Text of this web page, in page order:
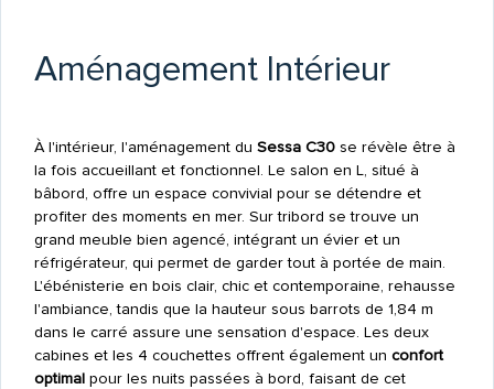
Aménagement Intérieur
À l'intérieur, l'aménagement du Sessa C30se révèle être à
la fois accueillant et fonctionnel. Le salon en L, situé à
bâbord, offre un espace convivial pour se détendre et
profiter des moments en mer. Sur tribord se trouve un
grand meuble bien agencé, intégrant un évier et un
réfrigérateur, qui permet de garder tout à portée de main.
L'ébénisterie en bois clair, chic et contemporaine, rehausse
l'ambiance, tandis que la hauteur sous barrots de 1,84 m
dans le carré assure une sensation d'espace. Les deux
cabines et les 4 couchettes offrent également un confort
optimalpour les nuits passées à bord, faisant de cet